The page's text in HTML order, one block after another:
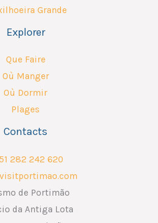
Grande
Explorer
Que Faire
Où Manger
Où Dormir
Plages
Contacts
282 242 620
de Portimão
da Antiga Lota